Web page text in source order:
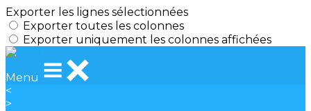
Exporter les lignes sélectionnées
Exporter toutes les colonnes
Exporter uniquement les colonnes affichées
Menu
<
>